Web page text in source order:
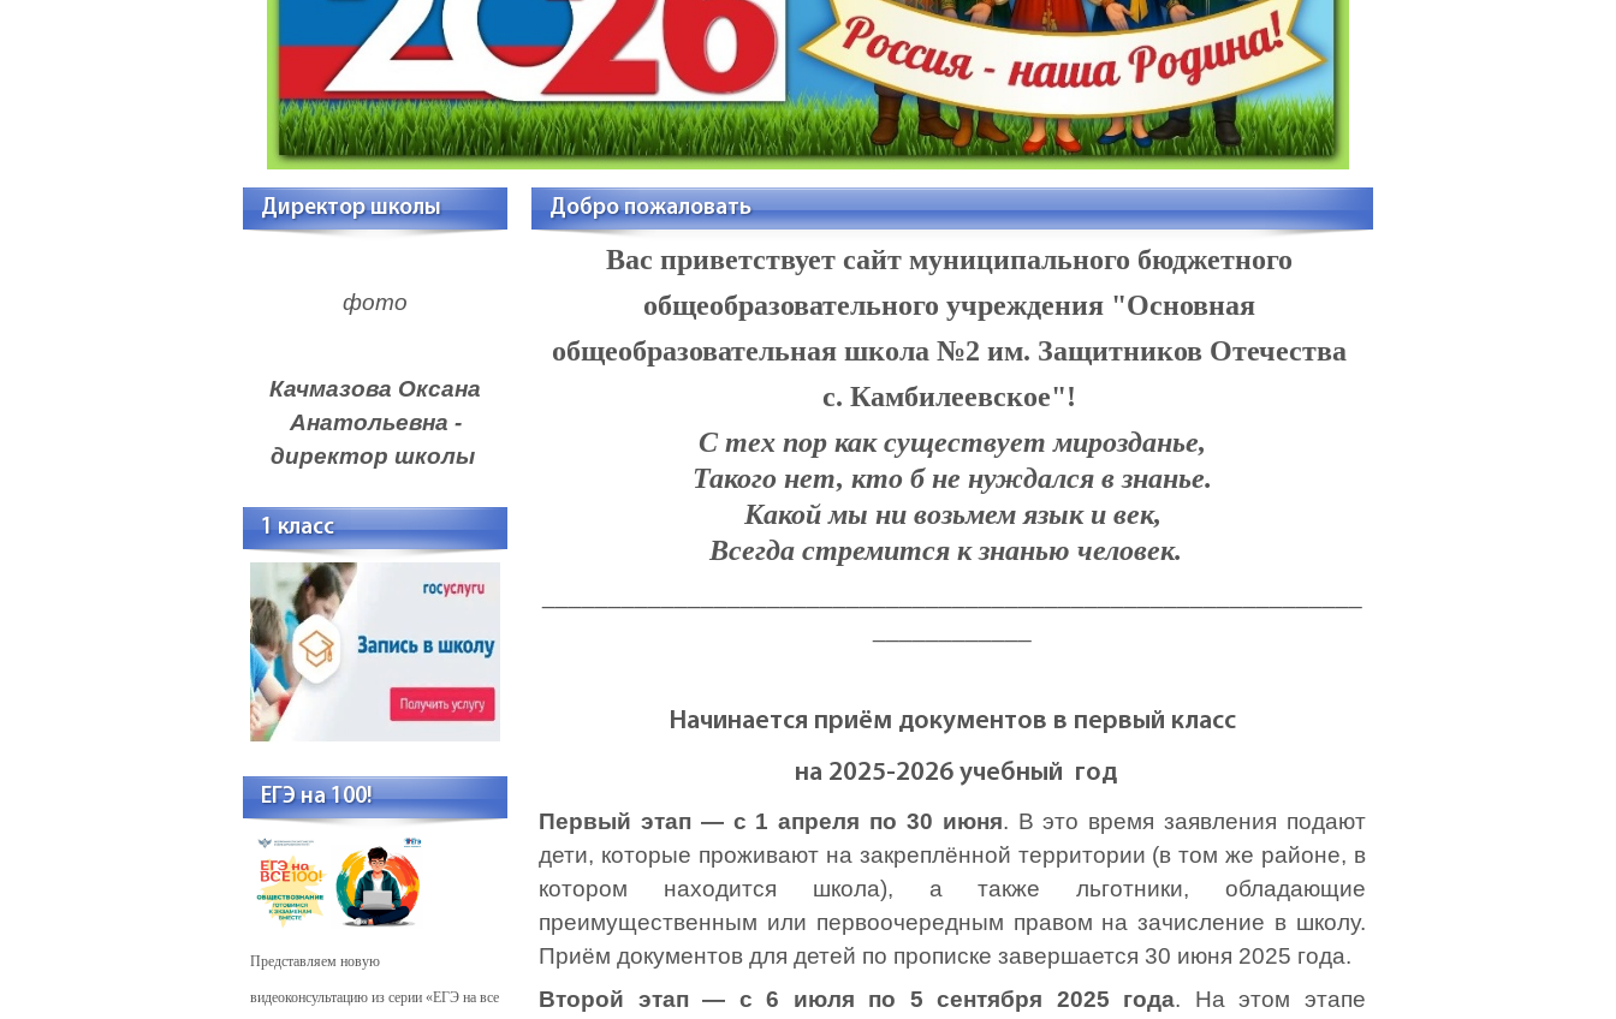
Директор школы
фото
Качмазова Оксана
Анатольевна -
директор школы
1 класс
ЕГЭ на 100!
Представляем новую
видеоконсультацию из серии «ЕГЭ на все
Добро пожаловать
Вас приветствует сайт муниципального бюджетного
общеобразовательного учреждения "Основная
общеобразовательная школа №2 им. Защитников Отечества
с. Камбилеевское"!
С тех пор как существует мирозданье,
Такого нет, кто б не нуждался в знанье.
Какой мы ни возьмем язык и век,
Всегда стремится к знанью человек.
Начинается приём документов в первый класс
на 2025-2026 учебный год
Первый этап — с 1 апреля по 30 июня. В это время заявления подают
дети, которые проживают на закреплённой территории (в том же районе, в
котором находится школа), а также льготники, обладающие
преимущественным или первоочередным правом на зачисление в школу.
Приём документов для детей по прописке завершается 30 июня 2025 года.
Второй этап — с 6 июля по 5 сентября 2025 года. На этом этапе